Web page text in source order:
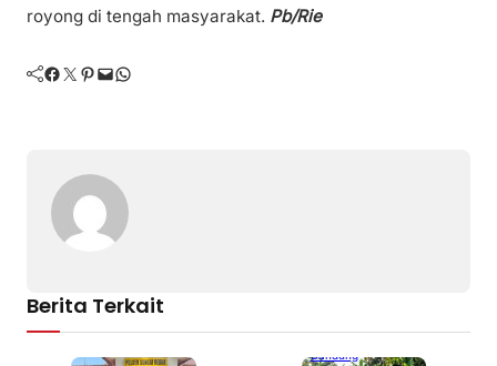
royong di tengah masyarakat. Pb/Rie
Facebook Twitter Pinterest Mail WhatsApp
Berita Terkait
Bandung